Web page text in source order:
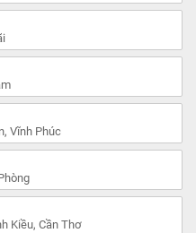
Vĩnh Phúc
Kiều, Cần Thơ